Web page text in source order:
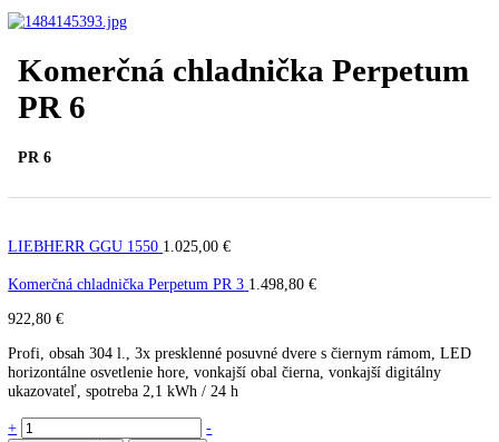
ÚvodGastroGastro prevádzkyKomerčná chladnička
Perpetum PR 6
Komerčná chladnička
PR 6
PR 6